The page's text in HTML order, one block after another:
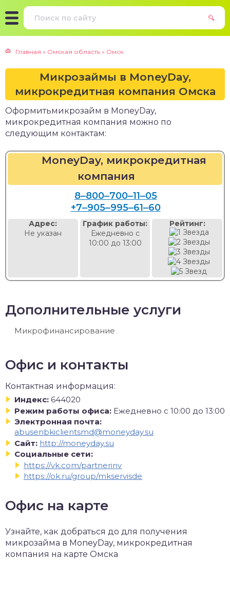
Главная » Омская область » Омск
Микрозаймы в MoneyDay,
микрокредитная компания Омска
Оформитьмикрозайм в MoneyDay,
микрокредитная компания можно по
следующим контактам:
MoneyDay, микрокредитная
компания
8‒800‒700‒11‒05
+7‒905‒995‒61‒60
Адрес:
Не указан
График работы:
Ежедневно с
10:00 до 13:00
Рейтинг:
Дополнительные услуги
Микрофинансирование
Офис и контакты
Контактная информация:
Индекс: 644020
Режим работы офиса: Ежедневно с 10:00 до 13:00
Электронная почта:
abusenbkiclientsmd@moneyday.su
Сайт: http://moneyday.su
Социальные сети:
https://vk.com/partnerinv
https://ok.ru/group/mkservisde
Офис на карте
Узнайте, как добраться до для получения
микрозайма в MoneyDay, микрокредитная
компания на карте Омска